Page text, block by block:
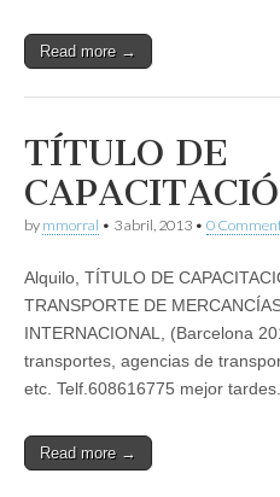
Read more →
TÍTULO DE
by mmorral • 3 abril, 2013 • 0
Alquilo, TÍTULO DE
TRANSPORTE DE
INTERNACIONAL, (Barcelona
transportes, agencias de
etc. Telf.608616775 mejor tardes.
Read more →